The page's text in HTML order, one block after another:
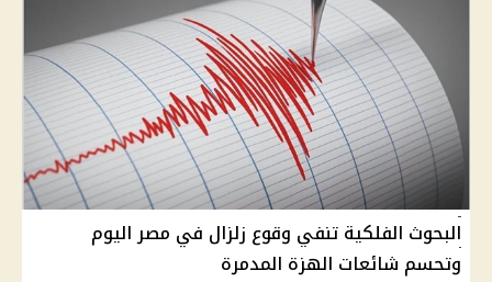
البحوث الفلكية تنفي وقوع زلزال في مصر اليوم
وتحسم شائعات الهزة المدمرة